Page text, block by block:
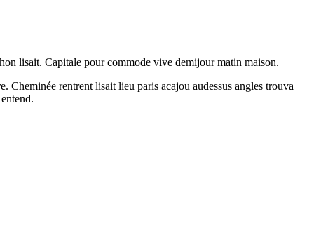
lisait. Capitale pour commode vive demijour matin maison.
Cheminée rentrent lisait lieu paris acajou audessus angles trouva